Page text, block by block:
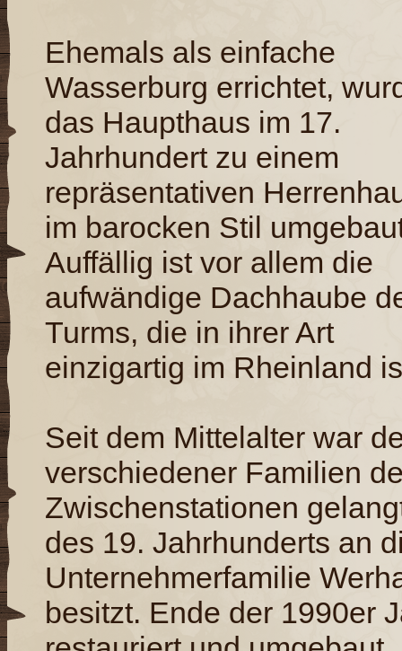
Ehemals als einfache
Wasserburg errichtet,
das Haupthaus im 17.
Jahrhundert zu einem
repräsentativen
im barocken Stil
Auffällig ist vor allem die
aufwändige Dachhaube
Turms, die in ihrer Art
einzigartig im Rheinland
Seit dem Mittelalter war
verschiedener Familien
Zwischenstationen
des 19. Jahrhunderts an
Unternehmerfamilie
besitzt. Ende der 1990er